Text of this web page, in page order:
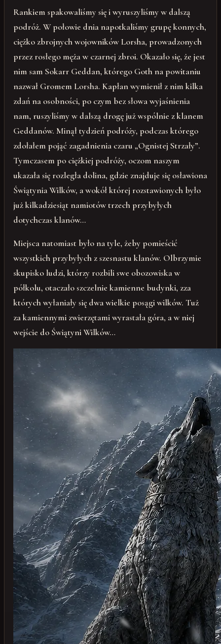
Rankiem spakowaliśmy się i wyruszyliśmy w dalszą
podróż. W połowie dnia napotkaliśmy grupę konnych,
ciężko zbrojnych wojowników Lorsha, prowadzonych
przez rosłego męża w czarnej zbroi. Okazało się, że jest
nim sam Sokarr Geddan, którego Goth na powitaniu
nazwał Gromem Lorsha. Kapłan wymienił z nim kilka
zdań na osobności, po czym bez słowa wyjaśnienia
nam, ruszyliśmy w dalszą drogę już wspólnie z klanem
Geddanów. Minął tydzień podróży, podczas którego
zdołałem pojąć zagadnienia czaru „Ognistej Strzały”.
Tymczasem po ciężkiej podróży, oczom naszym
ukazała się rozległa dolina, gdzie znajduje się osławiona
Świątynia Wilków, a wokół której rozstawionych było
już kilkadziesiąt namiotów trzech przybyłych
dotychczas klanów…
Miejsca natomiast było na tyle, żeby pomieścić
wszystkich przybyłych z szesnastu klanów. Olbrzymie
skupisko ludzi, którzy rozbili swe obozowiska w
półkolu, otaczało szczelnie kamienne budynki, zza
których wyłaniały się dwa wielkie posągi wilków. Tuż
za kamiennymi zwierzętami wyrastała góra, a w niej
wejście do Świątyni Wilków…